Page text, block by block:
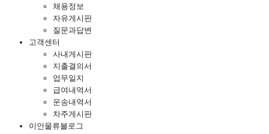
채용정보
자유게시판
질문과답변
고객센터
사내게시판
지출결의서
업무일지
급여내역서
운송내역서
차주게시판
이안물류블로그